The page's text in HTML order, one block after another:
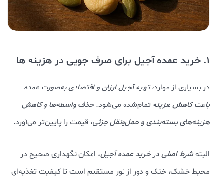
1. خرید عمده آجیل برای صرف جویی در هزینه ها
در بسیاری از موارد،تهیه آجیل ارزان و اقتصادی به‌صورت عمده
باعث کاهش هزینه تمام‌شده می‌شود.حذف واسطه‌ها و کاهش
هزینه‌های بسته‌بندی و حمل‌ونقل جزئی، قیمت را پایین‌تر می‌آورد.
البتهشرط اصلی در خرید عمده آجیل، امکان نگهداری صحیح در
محیط خشک، خنک و دور از نور مستقیم است تا کیفیت تغذیه‌ای